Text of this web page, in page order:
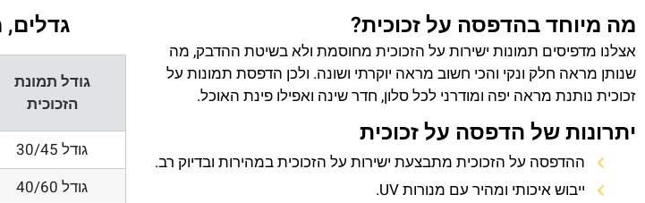
מה מיוחד בהדפסה על זכוכית?
אצלנו מדפיסים תמונות ישירות על הזכוכית מחוסמת ולא בשיטת ההדבק, מה
שנותן מראה חלק ונקי והכי חשוב מראה יוקרתי ושונה. ולכן הדפסת תמונות על
זכוכית נותנת מראה יפה ומודרני לכל סלון, חדר שינה ואפילו פינת האוכל.
יתרונות של הדפסה על זכוכית
ההדפסה על הזכוכית מתבצעת ישירות על הזכוכית במהירות ובדיוק רב.
ייבוש איכותי ומהיר עם מנורות UV.
גודל תמונת
הזכוכית
גודל 30/45
גודל 40/60